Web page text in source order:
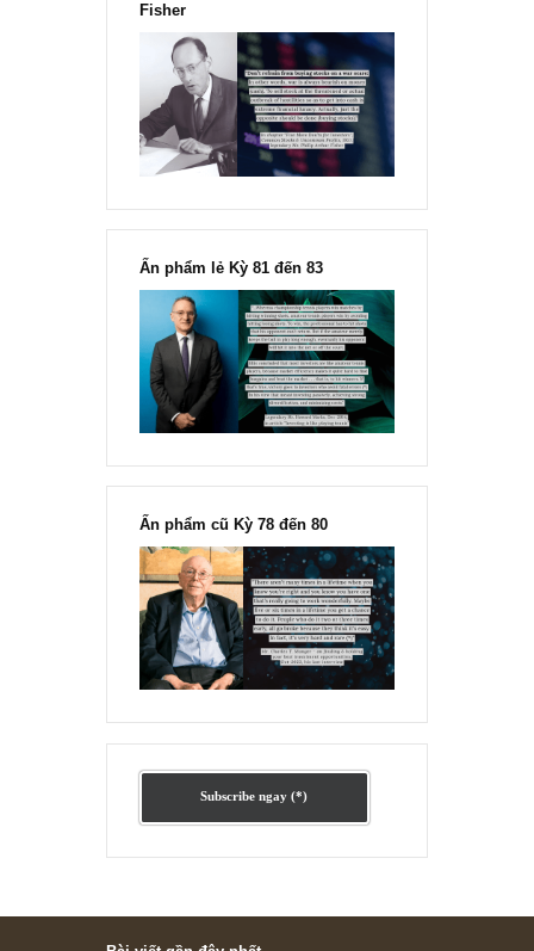
“Đừng sợ mua cổ phiếu dài hạn
chỉ vì chiến tranh”, ngài Philip
Fisher
Ấn phẩm lẻ Kỳ 81 đến 83